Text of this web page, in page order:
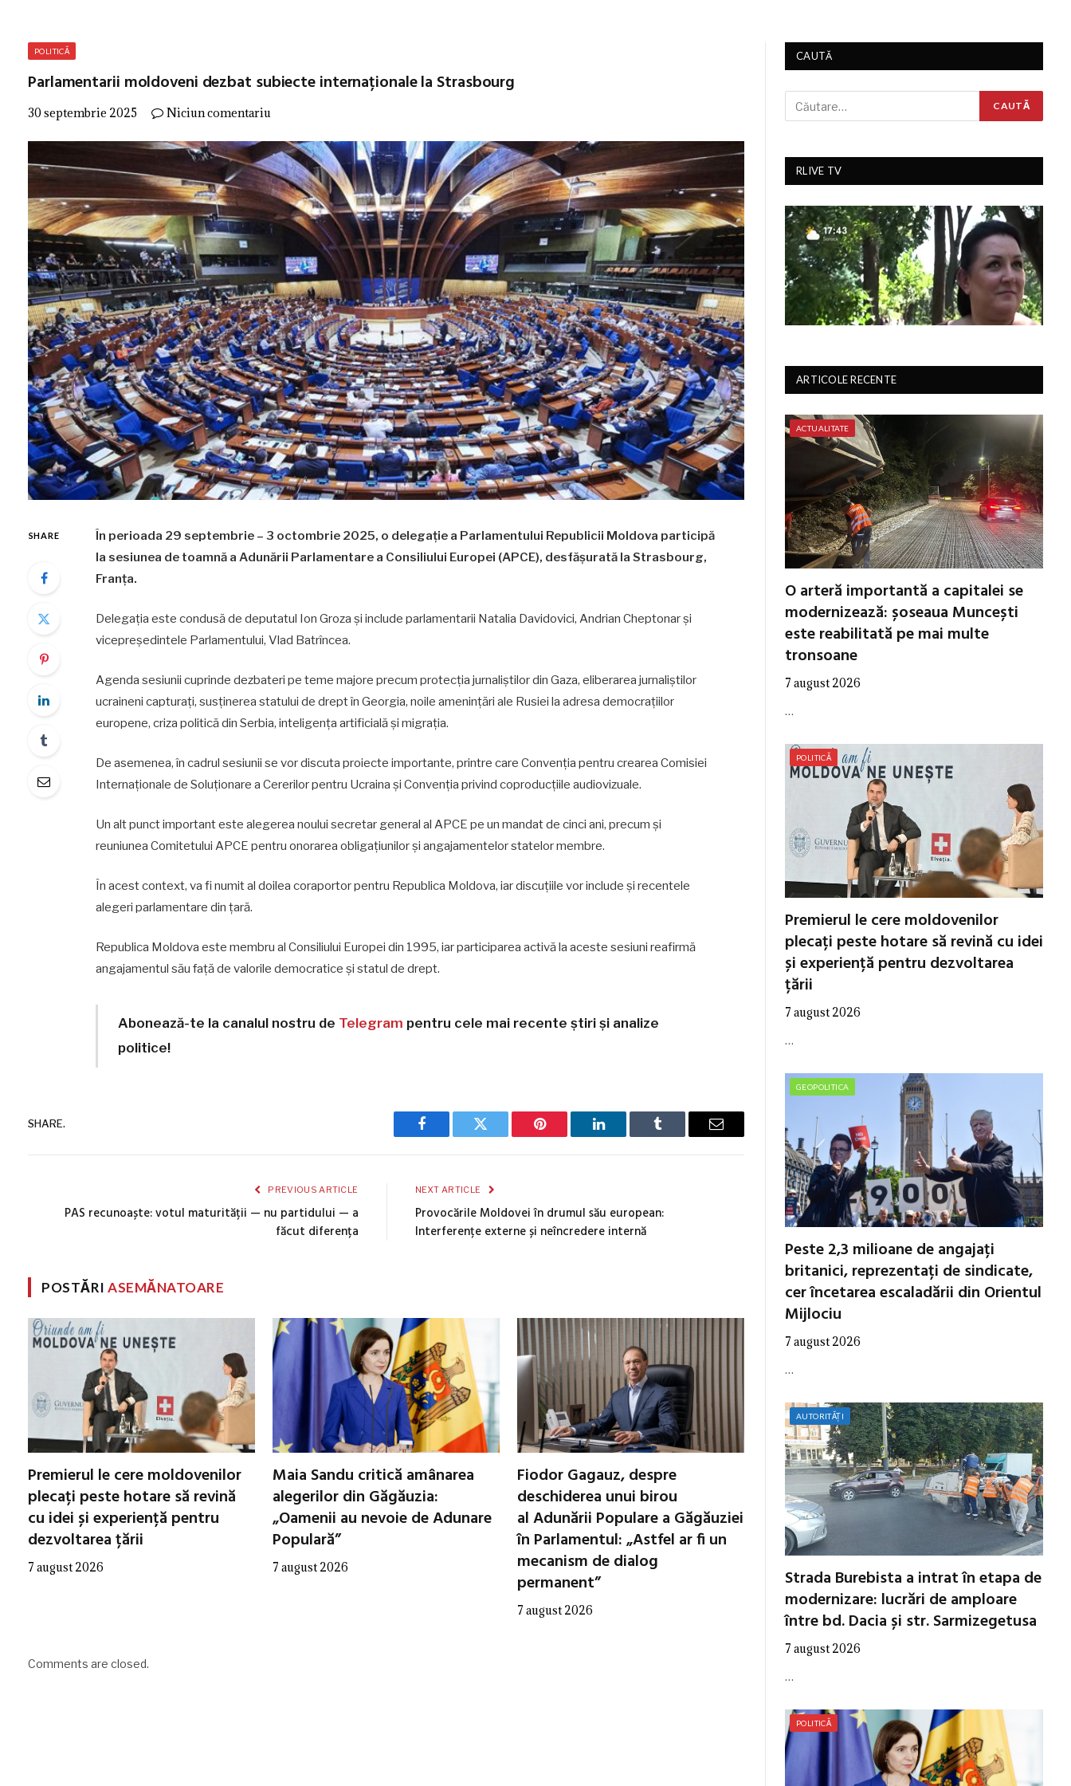
POLITICĂ
Parlamentarii moldoveni dezbat subiecte internaționale la Strasbourg
30 septembrie 2025 Niciun comentariu
SHARE
În perioada 29 septembrie – 3 octombrie 2025, o delegație a Parlamentului Republicii Moldova participă
la sesiunea de toamnă a Adunării Parlamentare a Consiliului Europei (APCE), desfășurată la Strasbourg,
Franța.
Delegația este condusă de deputatul Ion Groza și include parlamentarii Natalia Davidovici, Andrian Cheptonar și
vicepreședintele Parlamentului, Vlad Batrîncea.
Agenda sesiunii cuprinde dezbateri pe teme majore precum protecția jurnaliștilor din Gaza, eliberarea jurnaliștilor
ucraineni capturați, susținerea statului de drept în Georgia, noile amenințări ale Rusiei la adresa democrațiilor
europene, criza politică din Serbia, inteligența artificială și migrația.
De asemenea, în cadrul sesiunii se vor discuta proiecte importante, printre care Convenția pentru crearea Comisiei
Internaționale de Soluționare a Cererilor pentru Ucraina și Convenția privind coproducțiile audiovizuale.
Un alt punct important este alegerea noului secretar general al APCE pe un mandat de cinci ani, precum și
reuniunea Comitetului APCE pentru onorarea obligațiunilor și angajamentelor statelor membre.
În acest context, va fi numit al doilea coraportor pentru Republica Moldova, iar discuțiile vor include și recentele
alegeri parlamentare din țară.
Republica Moldova este membru al Consiliului Europei din 1995, iar participarea activă la aceste sesiuni reafirmă
angajamentul său față de valorile democratice și statul de drept.
Abonează-te la canalul nostru de Telegram pentru cele mai recente știri și analize
politice!
SHARE.
Facebook Twitter Pinterest LinkedIn Tumblr Email
PREVIOUS ARTICLE
PAS recunoaște: votul maturității — nu partidului — a
făcut diferența
NEXT ARTICLE
Provocările Moldovei în drumul său european:
Interferențe externe și neîncredere internă
POSTĂRIASEMĂNATOARE
Premierul le cere moldovenilor
plecați peste hotare să revină
cu idei și experiență pentru
dezvoltarea țării
7 august 2026
Maia Sandu critică amânarea
alegerilor din Găgăuzia:
„Oamenii au nevoie de Adunare
Populară”
7 august 2026
Fiodor Gagauz, despre
deschiderea unui birou
al Adunării Populare a Găgăuziei
în Parlamentul: „Astfel ar fi un
mecanism de dialog
permanent”
7 august 2026
Comments are closed.
CAUTĂ
RLIVE TV
ARTICOLE RECENTE
ACTUALITATE
O arteră importantă a capitalei se
modernizează: șoseaua Muncești
este reabilitată pe mai multe
tronsoane
7 august 2026
…
POLITICĂ
Premierul le cere moldovenilor
plecați peste hotare să revină cu idei
și experiență pentru dezvoltarea
țării
7 august 2026
…
GEOPOLITICA
Peste 2,3 milioane de angajați
britanici, reprezentați de sindicate,
cer încetarea escaladării din Orientul
Mijlociu
7 august 2026
…
AUTORITĂȚI
Strada Burebista a intrat în etapa de
modernizare: lucrări de amploare
între bd. Dacia și str. Sarmizegetusa
7 august 2026
…
POLITICĂ